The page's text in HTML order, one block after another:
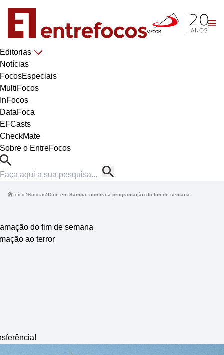
Editorias
Notícias
FocosEspeciais
MultiFocos
InFocos
DataFoca
EFCasts
CheckMate
Sobre o EntreFocos
Início Noticias Cine em Sampa: confira a programação do fim de semana
do fim de semana
ao terror